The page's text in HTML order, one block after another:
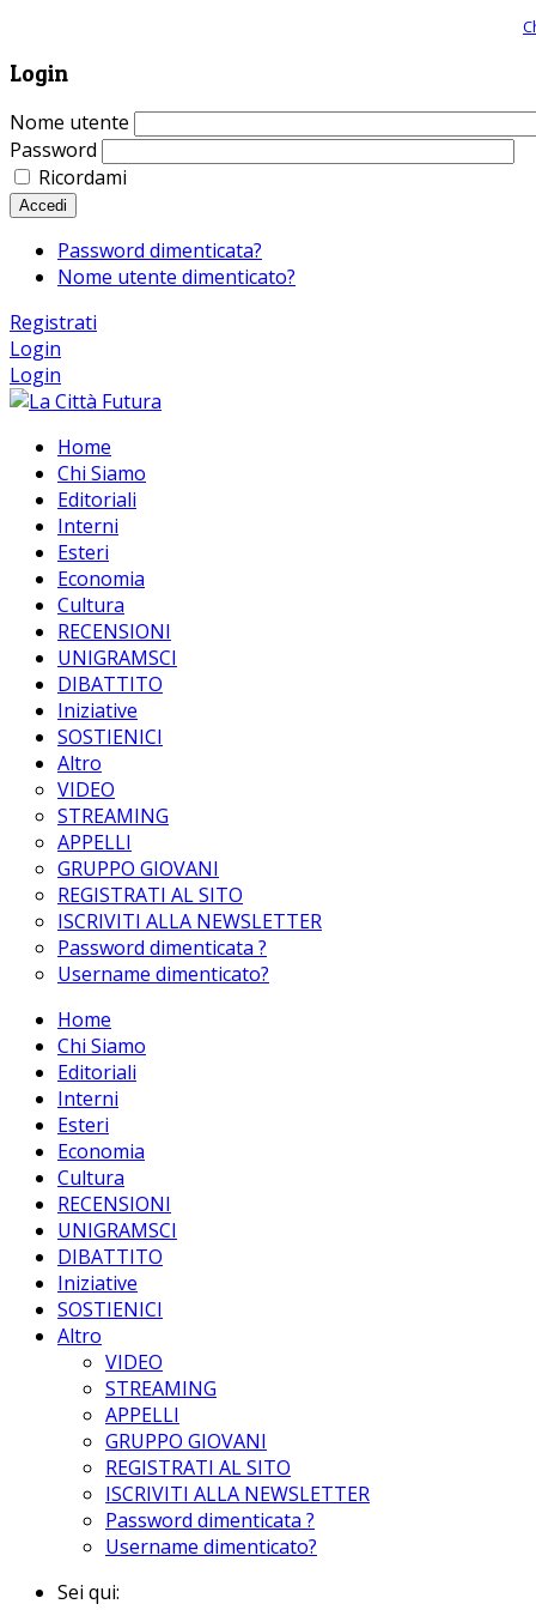
Login
Nome utente
Password
Ricordami
Accedi
Password dimenticata?
Nome utente dimenticato?
Registrati
Login
Login
Home
Chi Siamo
Editoriali
Interni
Esteri
Economia
Cultura
RECENSIONI
UNIGRAMSCI
DIBATTITO
Iniziative
SOSTIENICI
Altro
VIDEO
STREAMING
APPELLI
GRUPPO GIOVANI
REGISTRATI AL SITO
ISCRIVITI ALLA NEWSLETTER
Password dimenticata ?
Username dimenticato?
Home
Chi Siamo
Editoriali
Interni
Esteri
Economia
Cultura
RECENSIONI
UNIGRAMSCI
DIBATTITO
Iniziative
SOSTIENICI
Altro
VIDEO
STREAMING
APPELLI
GRUPPO GIOVANI
REGISTRATI AL SITO
ISCRIVITI ALLA NEWSLETTER
Password dimenticata ?
Username dimenticato?
Sei qui: